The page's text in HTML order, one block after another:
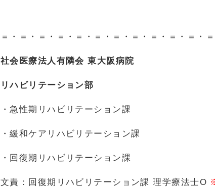
＝・＝・＝・＝・＝・＝・＝・＝・＝・＝・＝・
社会医療法人有隣会 東大阪病院
リハビリテーション部
・急性期リハビリテーション課
・緩和ケアリハビリテーション課
・回復期リハビリテーション課
文責：回復期リハビリテーション課 理学療法士O